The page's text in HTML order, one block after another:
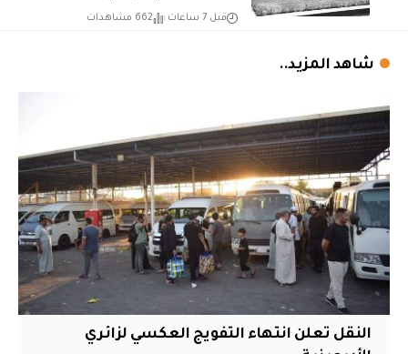
قبل 7 ساعات 662 مشاهدات
شاهد المزيد..
النقل تعلن انتهاء التفويج العكسي لزائري